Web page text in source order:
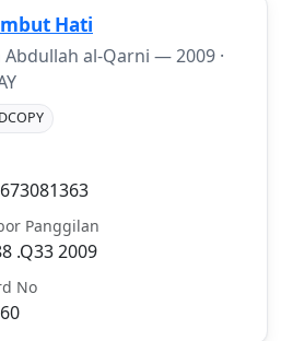
Hati
Abdullah al-Qarni —2009 ·
Panggilan
.Q33 2009
No